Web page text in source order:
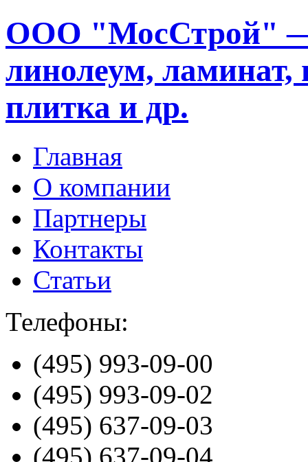
ООО "МосСтрой" —
линолеум, ламинат,
плитка и др.
Главная
О компании
Партнеры
Контакты
Статьи
Телефоны:
(495) 993-09-00
(495) 993-09-02
(495) 637-09-03
(495) 637-09-04